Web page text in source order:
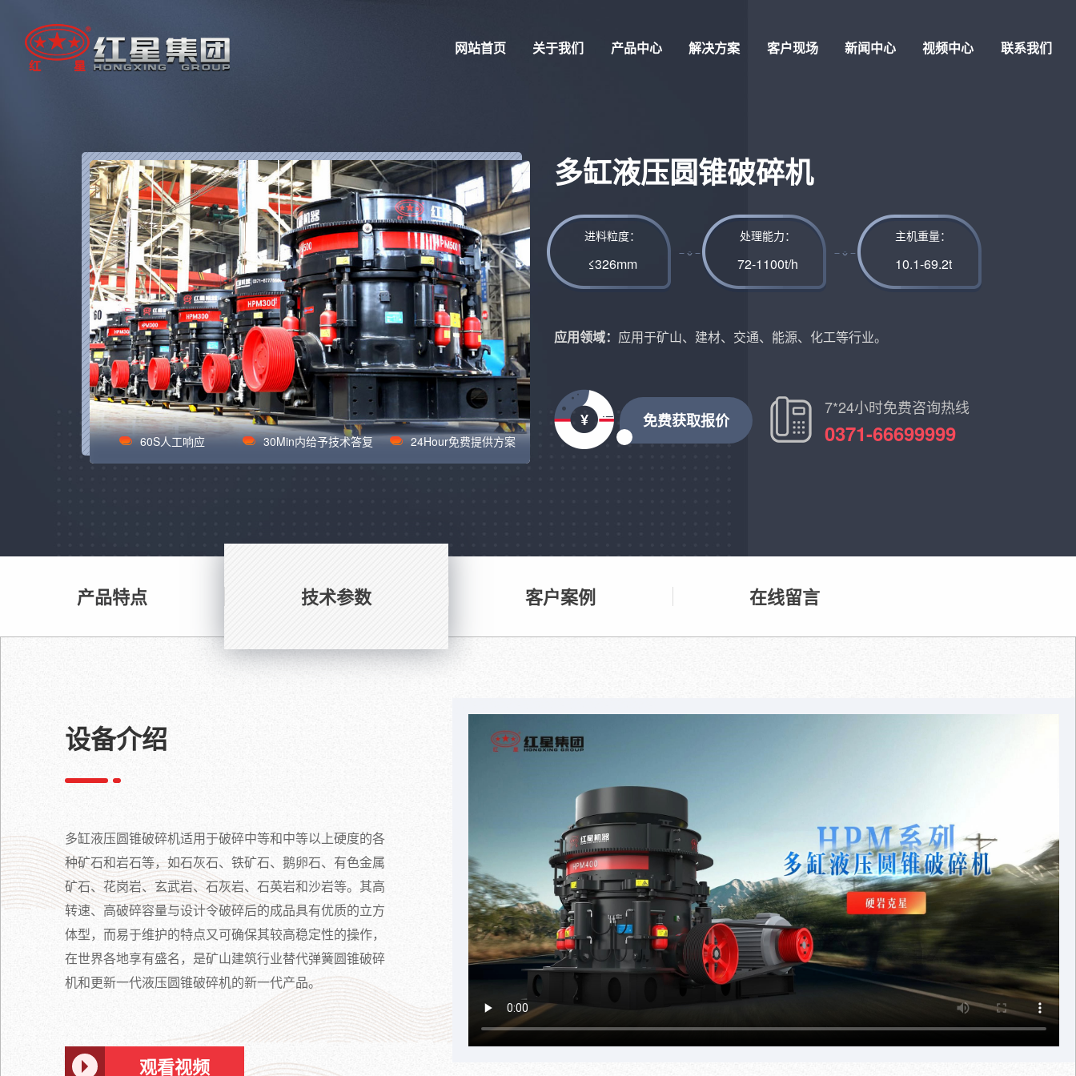
网站首页 关于我们 产品中心 解决方案 客户现场 新闻中心 视频中心 联系我们
60S人工响应 30Min内给予技术答复 24Hour免费提供方案
多缸液压圆锥破碎机
进料粒度：
≤326mm
处理能力：
72-1100t/h
主机重量：
10.1-69.2t
应用领域： 应用于矿山、建材、交通、能源、化工等行业。
免费获取报价
7*24小时免费咨询热线
0371-66699999
产品特点 技术参数 客户案例 在线留言
设备介绍
多缸液压圆锥破碎机适用于破碎中等和中等以上硬度的各
种矿石和岩石等，如石灰石、铁矿石、鹅卵石、有色金属
矿石、花岗岩、玄武岩、石灰岩、石英岩和沙岩等。其高
转速、高破碎容量与设计令破碎后的成品具有优质的立方
体型，而易于维护的特点又可确保其较高稳定性的操作，
在世界各地享有盛名，是矿山建筑行业替代弹簧圆锥破碎
机和更新一代液压圆锥破碎机的新一代产品。
观看视频